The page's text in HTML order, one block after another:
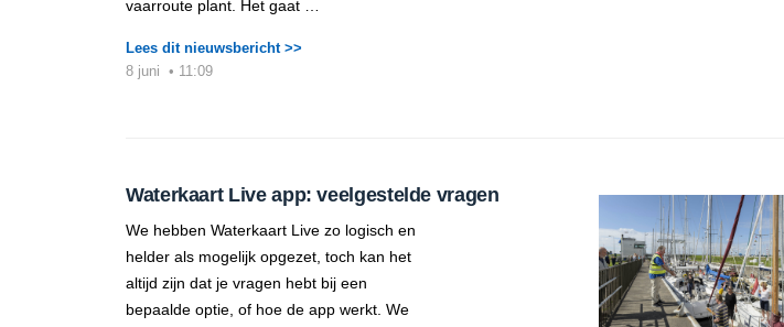
vaarroute plant. Het gaat …
Lees dit nieuwsbericht >>
8 juni • 11:09
Waterkaart Live app: veelgestelde vragen
We hebben Waterkaart Live zo logisch en
helder als mogelijk opgezet, toch kan het
altijd zijn dat je vragen hebt bij een
bepaalde optie, of hoe de app werkt. We